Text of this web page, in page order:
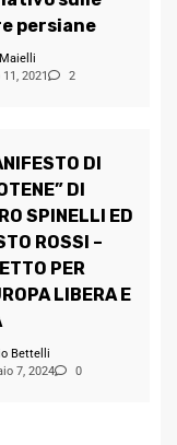
persiane
2021
2
DI
DI
SPINELLI ED
ROSSI –
PER
LIBERA E
Bettelli
7, 2024
0